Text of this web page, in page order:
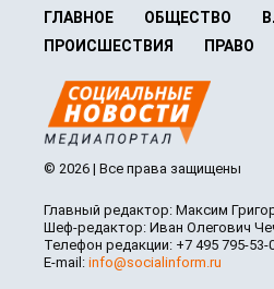
ГЛАВНОЕ ОБЩЕСТВО
ПРОИСШЕСТВИЯ
ПРАВО
© 2026 | Все права защищены
Главный редактор: Максим
Шеф-редактор: Иван Олегович
Телефон редакции: +7 495 795-53-
E-mail: info@socialinform.ru